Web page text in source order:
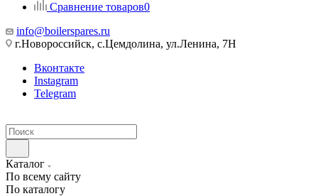
Сравнение товаров0
info@boilerspares.ru
г.Новороссийск, с.Цемдолина, ул.Ленина, 7Н
Вконтакте
Instagram
Telegram
Каталог
По всему сайту
По каталогу